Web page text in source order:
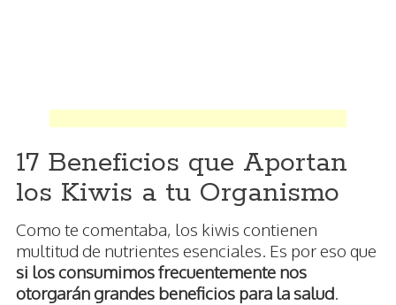
17 Beneficios que Aportan
los Kiwis a tu Organismo
Como te comentaba, los kiwis contienen
multitud de nutrientes esenciales. Es por eso que
si los consumimos frecuentemente nos
otorgarán grandes beneficios para la salud.